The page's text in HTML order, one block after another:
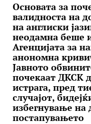
Основата за
валидноста на
на англиски
неодамна беше
Агенцијата за
анономна
Јавното
почекаат ДКСК
истрага, пред
случајот,
избегнување на
постапувањето